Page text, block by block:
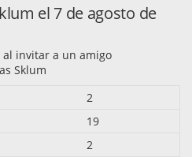
el 7 de agosto de
al invitar a un amigo
Sklum
2
19
2